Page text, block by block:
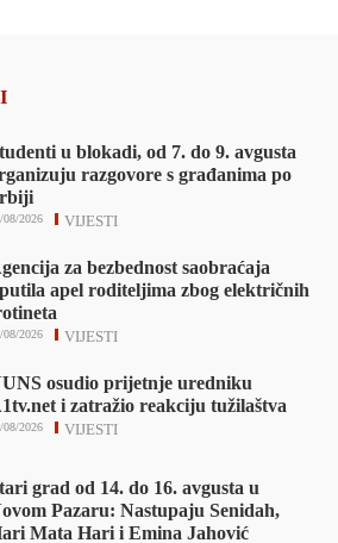
u blokadi, od 7. do 9. avgusta
razgovore s građanima po
VIJESTI
08/2026
za bezbednost saobraćaja
apel roditeljima zbog električnih
VIJESTI
08/2026
osudio prijetnje uredniku
i zatražio reakciju tužilaštva
VIJESTI
08/2026
grad od 14. do 16. avgusta u
Pazaru: Nastupaju Senidah,
Mata Hari i Emina Jahović